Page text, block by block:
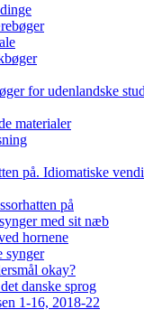
for udenlandske
materialer
på. Idiomatiske
på
med sit næb
hornene
synger
okay?
danske sprog
1-16, 2018-22